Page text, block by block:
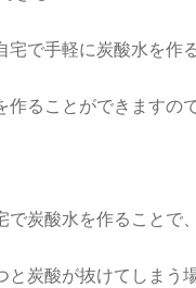
で手軽に炭酸水を作
ることができますの
炭酸水を作ることで
炭酸が抜けてしまう